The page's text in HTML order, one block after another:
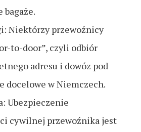
bagaże.
Niektórzy przewoźnicy
to-door”, czyli odbiór
adresu i dowóz pod
docelowe w Niemczech.
Ubezpieczenie
cywilnej przewoźnika jest